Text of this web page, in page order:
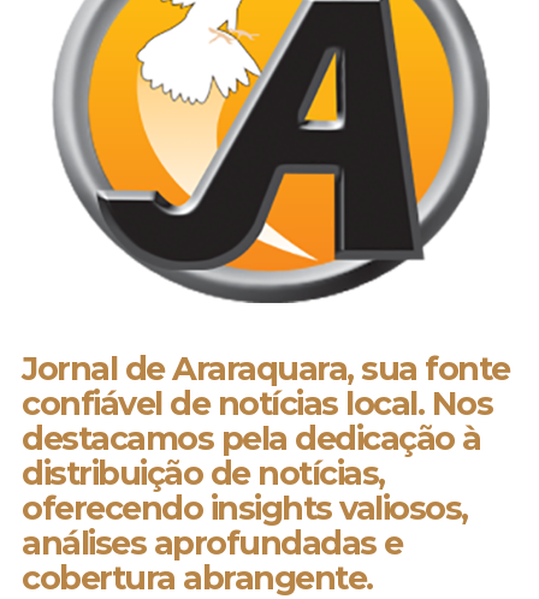
Jornal de Araraquara, sua fonte
confiável de notícias local. Nos
destacamos pela dedicação à
distribuição de notícias,
oferecendo insights valiosos,
análises aprofundadas e
cobertura abrangente.